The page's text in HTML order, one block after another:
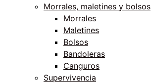
Morrales, maletines y bolsos
Morrales
Maletines
Bolsos
Bandoleras
Canguros
Supervivencia